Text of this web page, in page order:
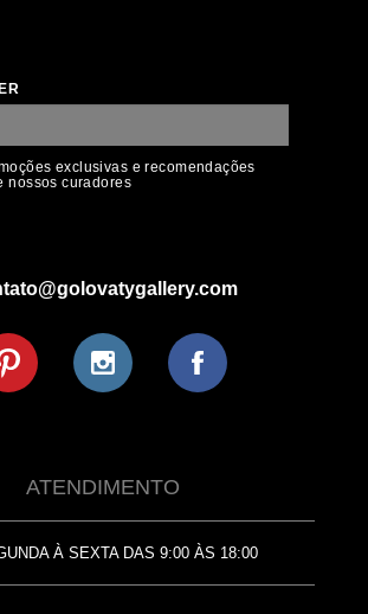
exclusivas e recomendações
nossos curadores
ATENDIMENTO
À SEXTA DAS 9:00 ÀS 18:00